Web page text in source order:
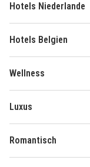
Hotels Niederlande
Hotels Belgien
Wellness
Luxus
Romantisch